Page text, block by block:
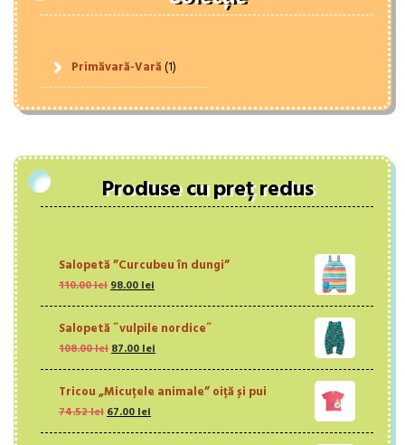
Primăvară-Vară(1)
Produse cu preț redus
Salopetă ”Curcubeu în dungi”
110.00lei Prețul
fost:
110.00 lei.
98.00lei
98.00 lei.
Salopetă ˝vulpile nordice˝
108.00lei Prețul
fost:
108.00 lei.
87.00lei
87.00 lei.
Tricou „Micuțele animale” oiță și pui
74.52lei Prețul
67.00lei